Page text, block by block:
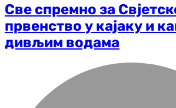
Све спремно за
првенство у кајаку и
дивљим водама